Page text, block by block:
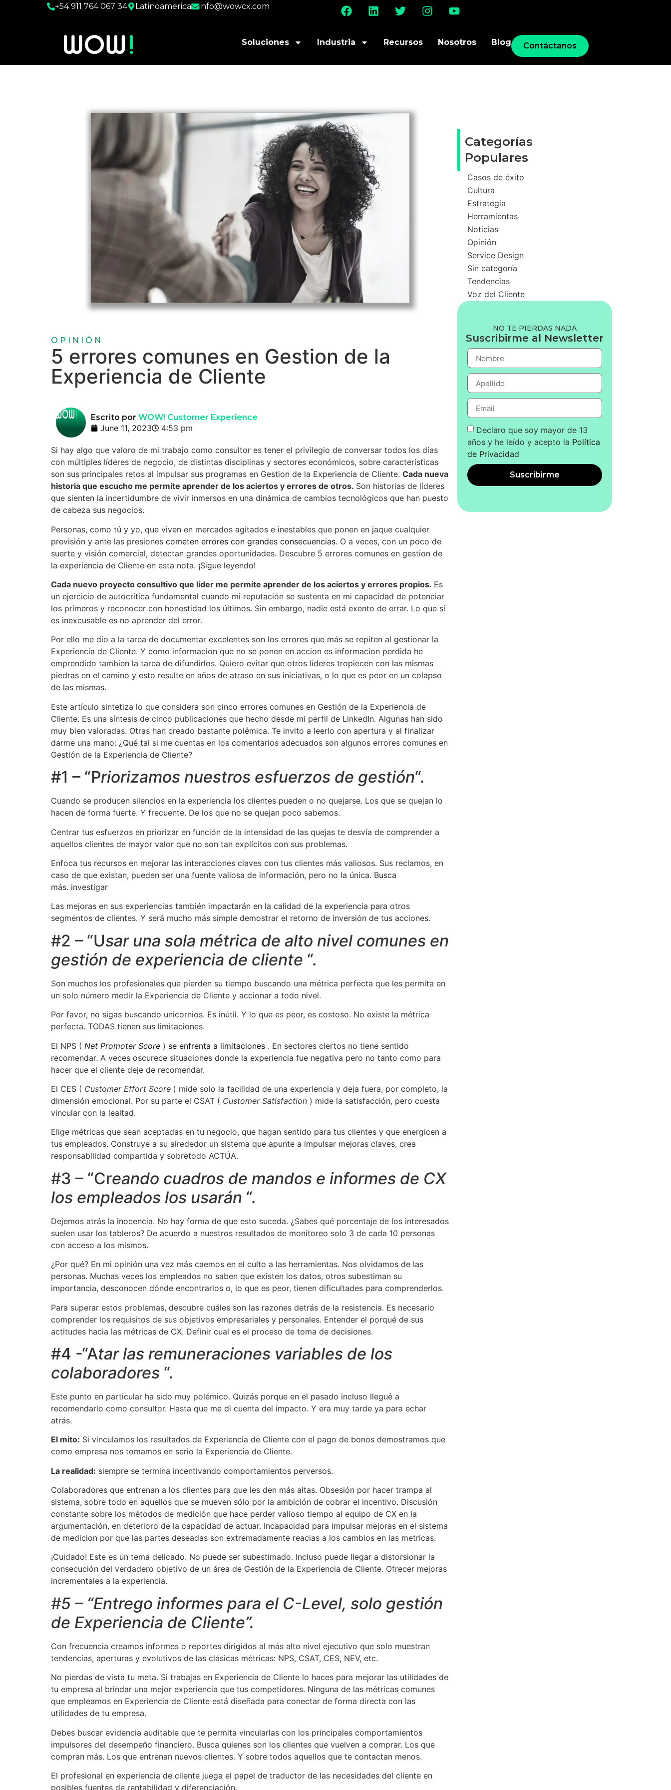
+54 911 764 067 34 Latinoamerica info@wowcx.com
Soluciones Industria Recursos Nosotros Blog Contáctanos
OPINIÓN
5 errores comunes en Gestion de la
Experiencia de Cliente
Escrito por WOW! Customer Experience
June 11, 2023 4:53 pm
Si hay algo que valoro de mi trabajo como consultor es tener el privilegio de conversar todos los días
con múltiples líderes de negocio, de distintas disciplinas y sectores económicos, sobre características
son sus principales retos al impulsar sus programas en Gestion de la Experiencia de Cliente. Cada nueva
historia que escucho me permite aprender de los aciertos y errores de otros. Son historias de líderes
que sienten la incertidumbre de vivir inmersos en una dinámica de cambios tecnológicos que han puesto
de cabeza sus negocios.
Personas, como tú y yo, que viven en mercados agitados e inestables que ponen en jaque cualquier
previsión y ante las presiones cometen errores con grandes consecuencias. O a veces, con un poco de
suerte y visión comercial, detectan grandes oportunidades. Descubre 5 errores comunes en gestion de
la experiencia de Cliente en esta nota. ¡Sigue leyendo!
Cada nuevo proyecto consultivo que líder me permite aprender de los aciertos y errores propios. Es
un ejercicio de autocrítica fundamental cuando mi reputación se sustenta en mi capacidad de potenciar
los primeros y reconocer con honestidad los últimos. Sin embargo, nadie está exento de errar. Lo que sí
es inexcusable es no aprender del error.
Por ello me dio a la tarea de documentar excelentes son los errores que más se repiten al gestionar la
Experiencia de Cliente. Y como informacion que no se ponen en accion es informacion perdida he
emprendido tambien la tarea de difundirlos. Quiero evitar que otros líderes tropiecen con las mismas
piedras en el camino y esto resulte en años de atraso en sus iniciativas, o lo que es peor en un colapso
de las mismas.
Este artículo sintetiza lo que considera son cinco errores comunes en Gestión de la Experiencia de
Cliente. Es una síntesis de cinco publicaciones que hecho desde mi perfil de LinkedIn. Algunas han sido
muy bien valoradas. Otras han creado bastante polémica. Te invito a leerlo con apertura y al finalizar
darme una mano: ¿Qué tal si me cuentas en los comentarios adecuados son algunos errores comunes en
Gestión de la Experiencia de Cliente?
#1 – “Priorizamos nuestros esfuerzos de gestión“.
Cuando se producen silencios en la experiencia los clientes pueden o no quejarse. Los que se quejan lo
hacen de forma fuerte. Y frecuente. De los que no se quejan poco sabemos.
Centrar tus esfuerzos en priorizar en función de la intensidad de las quejas te desvía de comprender a
aquellos clientes de mayor valor que no son tan explícitos con sus problemas.
Enfoca tus recursos en mejorar las interacciones claves con tus clientes más valiosos. Sus reclamos, en
caso de que existan, pueden ser una fuente valiosa de información, pero no la única. Busca
más. investigar
Las mejoras en sus experiencias también impactarán en la calidad de la experiencia para otros
segmentos de clientes. Y será mucho más simple demostrar el retorno de inversión de tus acciones.
#2 – “Usar una sola métrica de alto nivel comunes en
gestión de experiencia de cliente “.
Son muchos los profesionales que pierden su tiempo buscando una métrica perfecta que les permita en
un solo número medir la Experiencia de Cliente y accionar a todo nivel.
Por favor, no sigas buscando unicornios. Es inútil. Y lo que es peor, es costoso. No existe la métrica
perfecta. TODAS tienen sus limitaciones.
El NPS ( Net Promoter Score ) se enfrenta a limitaciones . En sectores ciertos no tiene sentido
recomendar. A veces oscurece situaciones donde la experiencia fue negativa pero no tanto como para
hacer que el cliente deje de recomendar.
El CES ( Customer Effort Score ) mide solo la facilidad de una experiencia y deja fuera, por completo, la
dimensión emocional. Por su parte el CSAT ( Customer Satisfaction ) mide la satisfacción, pero cuesta
vincular con la lealtad.
Elige métricas que sean aceptadas en tu negocio, que hagan sentido para tus clientes y que energicen a
tus empleados. Construye a su alrededor un sistema que apunte a impulsar mejoras claves, crea
responsabilidad compartida y sobretodo ACTÚA.
#3 – “Creando cuadros de mandos e informes de CX
los empleados los usarán “.
Dejemos atrás la inocencia. No hay forma de que esto suceda. ¿Sabes qué porcentaje de los interesados
​​suelen usar los tableros? De acuerdo a nuestros resultados de monitoreo solo 3 de cada 10 personas
con acceso a los mismos.
¿Por qué? En mi opinión una vez más caemos en el culto a las herramientas. Nos olvidamos de las
personas. Muchas veces los empleados no saben que existen los datos, otros subestiman su
importancia, desconocen dónde encontrarlos o, lo que es peor, tienen dificultades para comprenderlos.
Para superar estos problemas, descubre cuáles son las razones detrás de la resistencia. Es necesario
comprender los requisitos de sus objetivos empresariales y personales. Entender el porqué de sus
actitudes hacia las métricas de CX. Definir cual es el proceso de toma de decisiones.
#4 -“Atar las remuneraciones variables de los
colaboradores “.
Este punto en particular ha sido muy polémico. Quizás porque en el pasado incluso llegué a
recomendarlo como consultor. Hasta que me di cuenta del impacto. Y era muy tarde ya para echar
atrás.
El mito: Si vinculamos los resultados de Experiencia de Cliente con el pago de bonos demostramos que
como empresa nos tomamos en serio la Experiencia de Cliente.
La realidad: siempre se termina incentivando comportamientos perversos.
Colaboradores que entrenan a los clientes para que les den más altas. Obsesión por hacer trampa al
sistema, sobre todo en aquellos que se mueven sólo por la ambición de cobrar el incentivo. Discusión
constante sobre los métodos de medición que hace perder valioso tiempo al equipo de CX en la
argumentación, en deterioro de la capacidad de actuar. Incapacidad para impulsar mejoras en el sistema
de medicion por que las partes deseadas son extremadamente reacias a los cambios en las metricas.
¡Cuidado! Este es un tema delicado. No puede ser subestimado. Incluso puede llegar a distorsionar la
consecución del verdadero objetivo de un área de Gestión de la Experiencia de Cliente. Ofrecer mejoras
incrementales a la experiencia.
#5 – “Entrego informes para el C-Level, solo gestión
de Experiencia de Cliente”.
Con frecuencia creamos informes o reportes dirigidos al más alto nivel ejecutivo que solo muestran
tendencias, aperturas y evolutivos de las clásicas métricas: NPS, CSAT, CES, NEV, etc.
No pierdas de vista tu meta. Si trabajas en Experiencia de Cliente lo haces para mejorar las utilidades de
tu empresa al brindar una mejor experiencia que tus competidores. Ninguna de las métricas comunes
que empleamos en Experiencia de Cliente está diseñada para conectar de forma directa con las
utilidades de tu empresa.
Debes buscar evidencia auditable que te permita vincularlas con los principales comportamientos
impulsores del desempeño financiero. Busca quienes son los clientes que vuelven a comprar. Los que
compran más. Los que entrenan nuevos clientes. Y sobre todos aquellos que te contactan menos.
El profesional en experiencia de cliente juega el papel de traductor de las necesidades del cliente en
posibles fuentes de rentabilidad y diferenciación.
Categorías
Populares
Casos de éxito
Cultura
Estrategia
Herramientas
Noticias
Opinión
Service Design
Sin categoría
Tendencias
Voz del Cliente
NO TE PIERDAS NADA
Suscribirme al Newsletter
Declaro que soy mayor de 13
años y he leído y acepto la Política
de Privacidad
Suscribirme